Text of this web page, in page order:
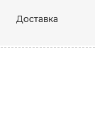
Доставка